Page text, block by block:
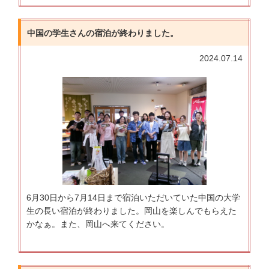
中国の学生さんの宿泊が終わりました。
2024.07.14
6月30日から7月14日まで宿泊いただいていた中国の大学
生の長い宿泊が終わりました。岡山を楽しんでもらえた
かなぁ。また、岡山へ来てください。